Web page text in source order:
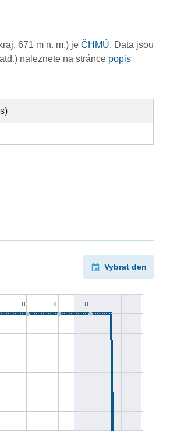
671 m n. m.) jeČHMÚ. Data jsou
naleznete na stránce popis
Vybrat den